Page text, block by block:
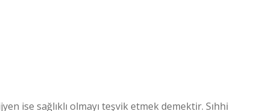
ise sağlıklı olmayı teşvik etmek demektir. Sıhhi